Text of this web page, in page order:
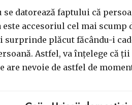
datorează faptului că
este accesoriul cel mai
plăcut făcându-i
Astfel, va înțelege că ții
nevoie de astfel de